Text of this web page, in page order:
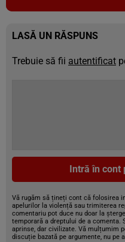
LASĂ UN RĂSPUNS
Trebuie să fii autentificat
Intră în cont
Vă rugăm să țineți cont că folosirea
apelurilor la violență sau trimiterea
comentariu pot duce nu doar la
temporară a dreptului de a comenta.
aprinse, dar civilizate. Vă mulțumim
discuție bazată pe argumente, nu pe